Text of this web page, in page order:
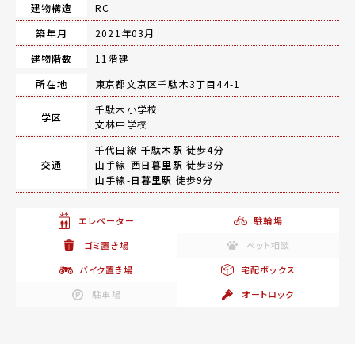
建物構造
RC
築年月
2021年03月
建物階数
11階建
所在地
東京都文京区千駄木3丁目44-1
学区
千駄木小学校
文林中学校
交通
千代田線-千駄木駅 徒歩4分
山手線-西日暮里駅 徒歩8分
山手線-日暮里駅 徒歩9分
エレベーター
駐輪場
ゴミ置き場
ペット相談
バイク置き場
宅配ボックス
駐車場
オートロック